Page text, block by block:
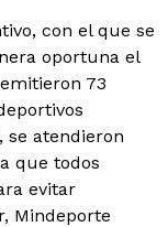
con el que se
oportuna el
73
se atendieron
que todos
evitar
Mindeporte